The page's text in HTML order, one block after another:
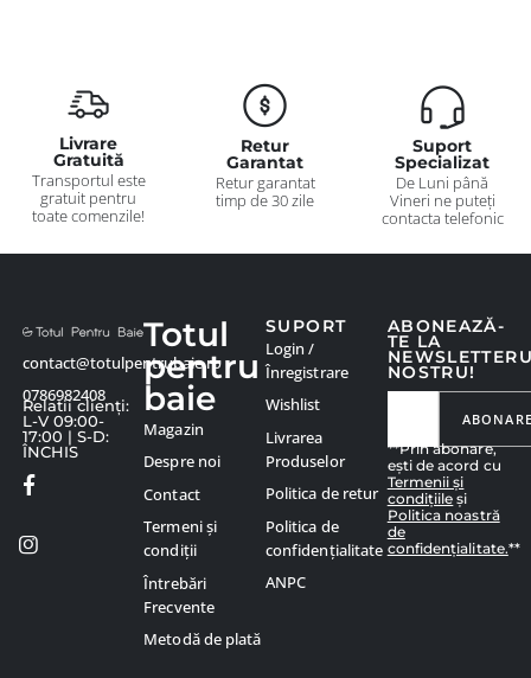
Livrare
Gratuită
Transportul este
gratuit pentru
toate comenzile!
Retur
Garantat
Retur garantat
timp de 30 zile
Suport
Specializat
De Luni până
Vineri ne puteți
contacta telefonic
contact@totulpentrubaie.ro
0786982408
Relatii clienți:
L-V 09:00-
17:00 | S-D:
ÎNCHIS
ABONEAZĂ-
TE LA
NOSTRU!
**Prin abonare,
ești de acord cu
Termenii și
condițiile și
Politica noastră
de
confidențialitate.**
Totul
pentru
baie
Magazin
Despre noi
Contact
Termeni și
condiții
Întrebări
Frecvente
Metodă de plată
SUPORT
Login /
Înregistrare
Wishlist
Livrarea
Produselor
Politica de retur
Politica de
confidențialitate
ANPC